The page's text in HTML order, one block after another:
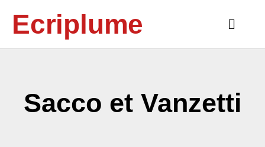
contenuEcriplume
Main
Sacco et Vanzetti